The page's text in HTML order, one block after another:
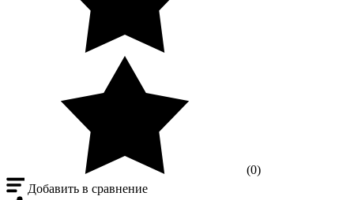
(0)
Добавить в сравнение